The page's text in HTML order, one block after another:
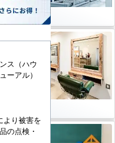
工場
ス（ハウ
ーアル）
より被害を
の点検・